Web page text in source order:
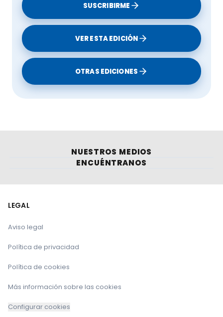
SUSCRIBIRME
VER ESTA EDICIÓN
OTRAS EDICIONES
NUESTROS MEDIOS
ENCUÉNTRANOS
LEGAL
Aviso legal
Política de privacidad
Política de cookies
Más información sobre las cookies
Configurar cookies